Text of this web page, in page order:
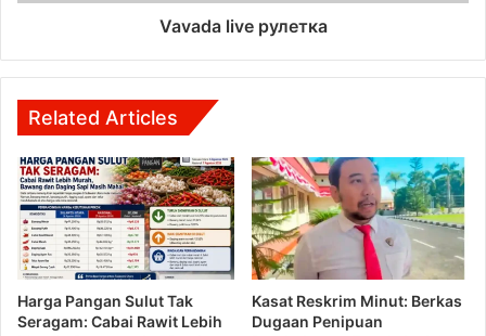
Vavada live рулетка
Related Articles
Harga Pangan Sulut Tak
Seragam: Cabai Rawit Lebih
Kasat Reskrim Minut: Berkas
Dugaan Penipuan